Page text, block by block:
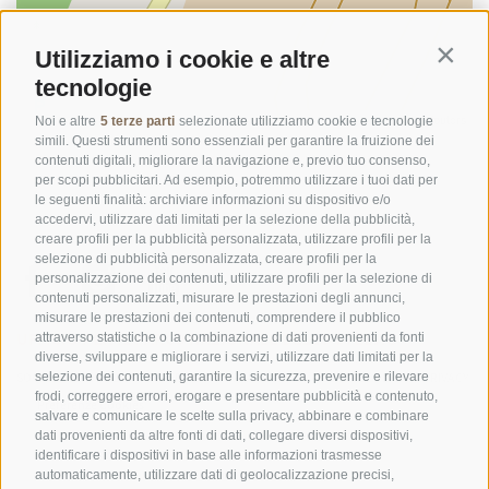
Utilizziamo i cookie e altre
tecnologie
Noi e altre 5 terze parti selezionate utilizziamo cookie e tecnologie
simili. Questi strumenti sono essenziali per garantire la fruizione dei
contenuti digitali, migliorare la navigazione e, previo tuo consenso,
per scopi pubblicitari. Ad esempio, potremmo utilizzare i tuoi dati per
le seguenti finalità: archiviare informazioni su dispositivo e/o
accedervi, utilizzare dati limitati per la selezione della pubblicità,
creare profili per la pubblicità personalizzata, utilizzare profili per la
selezione di pubblicità personalizzata, creare profili per la
personalizzazione dei contenuti, utilizzare profili per la selezione di
contenuti personalizzati, misurare le prestazioni degli annunci,
misurare le prestazioni dei contenuti, comprendere il pubblico
attraverso statistiche o la combinazione di dati provenienti da fonti
diverse, sviluppare e migliorare i servizi, utilizzare dati limitati per la
selezione dei contenuti, garantire la sicurezza, prevenire e rilevare
frodi, correggere errori, erogare e presentare pubblicità e contenuto,
salvare e comunicare le scelte sulla privacy, abbinare e combinare
dati provenienti da altre fonti di dati, collegare diversi dispositivi,
identificare i dispositivi in base alle informazioni trasmesse
automaticamente, utilizzare dati di geolocalizzazione precisi,
© OpenStreetMapcontributors
UFFICIO PER IL PARCO NAZIONALE DELLO STELVIO
SOCIAL MEDIA POLICY | CREDITS | MAPPA DEL SITO | COOKIE POLICY | PRIVACY
Preferenze Cookies